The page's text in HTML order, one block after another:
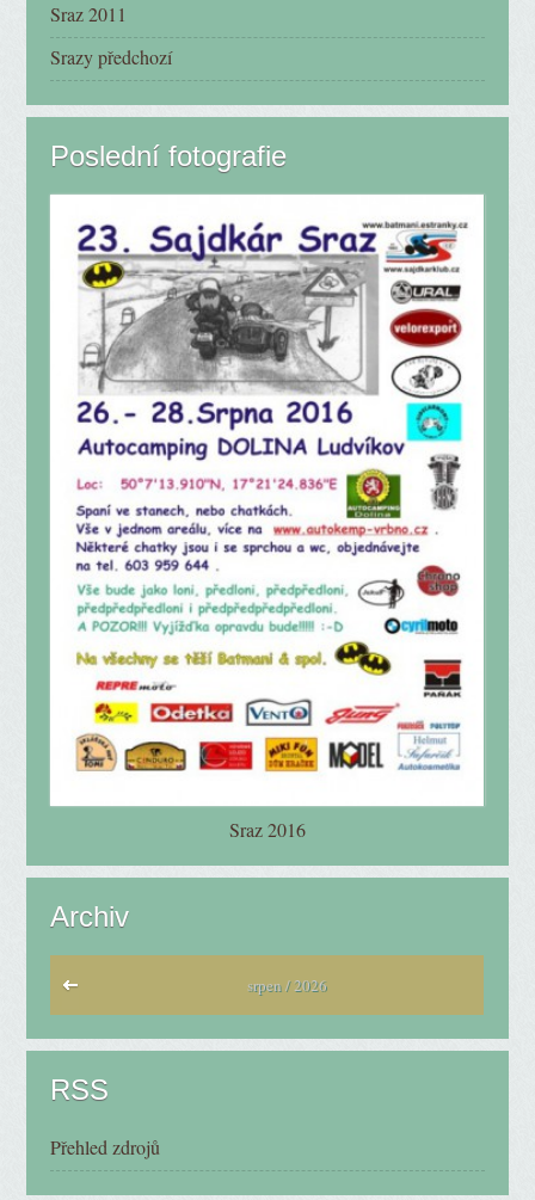
Sraz 2011
Srazy předchozí
Poslední fotografie
Sraz 2016
Archiv
srpen / 2026
RSS
Přehled zdrojů